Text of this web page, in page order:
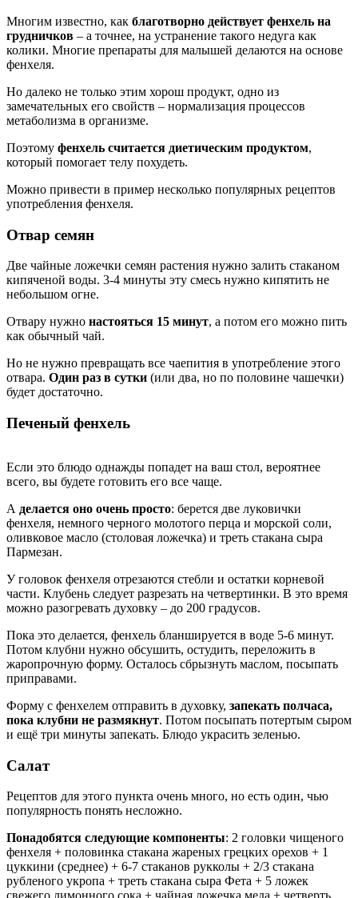
Многим известно, как благотворно действует фенхель на
грудничков – а точнее, на устранение такого недуга как
колики. Многие препараты для малышей делаются на основе
фенхеля.
Но далеко не только этим хорош продукт, одно из
замечательных его свойств – нормализация процессов
метаболизма в организме.
Поэтому фенхель считается диетическим продуктом,
который помогает телу похудеть.
Можно привести в пример несколько популярных рецептов
употребления фенхеля.
Отвар семян
Две чайные ложечки семян растения нужно залить стаканом
кипяченой воды. 3-4 минуты эту смесь нужно кипятить не
небольшом огне.
Отвару нужно настояться 15 минут, а потом его можно пить
как обычный чай.
Но не нужно превращать все чаепития в употребление этого
отвара. Один раз в сутки (или два, но по половине чашечки)
будет достаточно.
Печеный фенхель
Если это блюдо однажды попадет на ваш стол, вероятнее
всего, вы будете готовить его все чаще.
А делается оно очень просто: берется две луковички
фенхеля, немного черного молотого перца и морской соли,
оливковое масло (столовая ложечка) и треть стакана сыра
Пармезан.
У головок фенхеля отрезаются стебли и остатки корневой
части. Клубень следует разрезать на четвертинки. В это время
можно разогревать духовку – до 200 градусов.
Пока это делается, фенхель бланшируется в воде 5-6 минут.
Потом клубни нужно обсушить, остудить, переложить в
жаропрочную форму. Осталось сбрызнуть маслом, посыпать
приправами.
Форму с фенхелем отправить в духовку, запекать полчаса,
пока клубни не размякнут. Потом посыпать потертым сыром
и ещё три минуты запекать. Блюдо украсить зеленью.
Салат
Рецептов для этого пункта очень много, но есть один, чью
популярность понять несложно.
Понадобятся следующие компоненты: 2 головки чищеного
фенхеля + половинка стакана жареных грецких орехов + 1
цуккини (среднее) + 6-7 стаканов рукколы + 2/3 стакана
рубленого укропа + треть стакана сыра Фета + 5 ложек